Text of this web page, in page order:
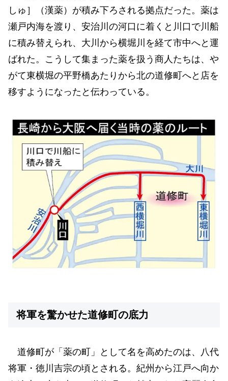
しゅ］（漢薬）が積み下ろされる拠点だった。薬は
瀬戸内海を渡り、安治川の河口に着くと川口で川船
に積み替えられ、大川から横堀川を経て市中へと運
ばれた。こうして集まった薬を扱う商人たちは、や
がて東横堀の平野橋あたりから北の道修町へと店を
移すようになったと伝わっている。
将軍を驚かせた道修町の底力
道修町が「薬の町」として名を高めたのは、八代
将軍・徳川吉宗の頃とされる。紀州から江戸へ向か